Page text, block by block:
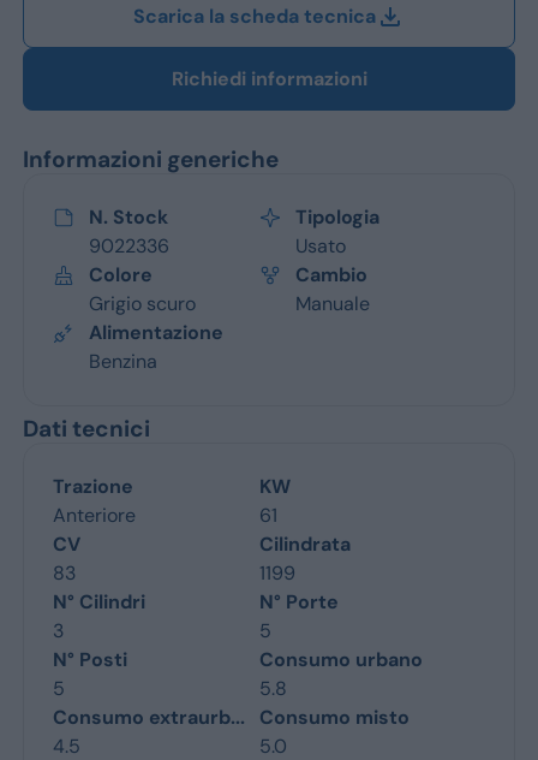
Scarica la scheda tecnica
Richiedi informazioni
Informazioni generiche
N. Stock
9022336
Tipologia
Usato
Colore
Grigio scuro
Cambio
Manuale
Alimentazione
Benzina
Dati tecnici
Trazione
Anteriore
KW
61
CV
83
Cilindrata
1199
N° Cilindri
3
N° Porte
5
N° Posti
5
Consumo urbano
5.8
Consumo extraurb...
4.5
Consumo misto
5.0